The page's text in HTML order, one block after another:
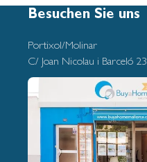
Besuchen Sie uns
Portixol/Molinar
C/ Joan Nicolau i Barceló 23